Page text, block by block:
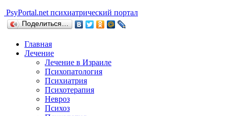
PsyPortal.net психиатрический портал
Поделиться…
Главная
Лечение
Лечение в Израиле
Психопатология
Психиатрия
Психотерапия
Невроз
Психоз